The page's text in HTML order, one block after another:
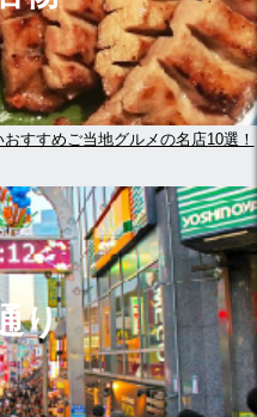
すすめご当地グルメの名店10選！
り